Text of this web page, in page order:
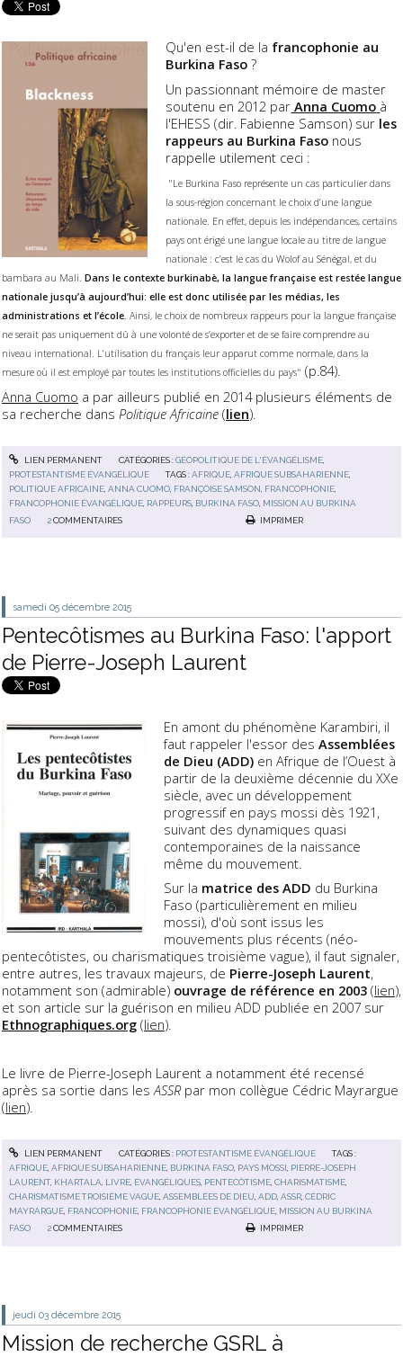
Qu'en est-il de la francophonie au
Burkina Faso ?
Un passionnant mémoire de master
soutenu en 2012 par Anna Cuomo à
l'EHESS (dir. Fabienne Samson) sur les
rappeurs au Burkina Faso nous
rappelle utilement ceci :
"Le Burkina Faso représente un cas particulier dans
la sous-région concernant le choix d’une langue
nationale. En effet, depuis les indépendances, certains
pays ont érigé une langue locale au titre de langue
nationale : c’est le cas du Wolof au Sénégal, et du
bambara au Mali. Dans le contexte burkinabè, la langue française est restée langue
nationale jusqu’à aujourd’hui: elle est donc utilisée par les médias, les
administrations et l’école . Ainsi, le choix de nombreux rappeurs pour la langue française
ne serait pas uniquement dû à une volonté de s’exporter et de se faire comprendre au
niveau international. L’utilisation du français leur apparut comme normale, dans la
mesure où il est employé par toutes les institutions officielles du pays" (p.84).
Anna Cuomo a par ailleurs publié en 2014 plusieurs éléments de
sa recherche dans Politique Africaine (lien).
LIEN PERMANENT CATÉGORIES :GÉOPOLITIQUE DE L'ÉVANGÉLISME,
PROTESTANTISME ÉVANGÉLIQUE
TAGS :AFRIQUE,AFRIQUE SUBSAHARIENNE,
POLITIQUE AFRICAINE,ANNA CUOMO, FRANÇOISE SAMSON, FRANCOPHONIE,
FRANCOPHONIE ÉVANGÉLIQUE, RAPPEURS, BURKINA FASO, MISSION AU BURKINA
FASO
2 COMMENTAIRES IMPRIMER
samedi 05 décembre 2015
Pentecôtismes au Burkina Faso: l'apport
de Pierre-Joseph Laurent
En amont du phénomène Karambiri, il
faut rappeler l'essor desAssemblées
de Dieu (ADD) en Afrique de l’Ouest à
partir de la deuxième décennie du XXe
siècle, avec un développement
progressif en pays mossi dès 1921,
suivant des dynamiques quasi
contemporaines de la naissance
même du mouvement.
Sur la matrice des ADD du Burkina
Faso (particulièrement en milieu
mossi), d'où sont issus les
mouvements plus récents (néo-
pentecôtistes, ou charismatiques troisième vague), il faut signaler,
entre autres, les travaux majeurs, de Pierre-Joseph Laurent,
notamment son (admirable) ouvrage de référence en 2003 (lien),
et son article sur la guérison en milieu ADD publiée en 2007 sur
Ethnographiques.org (lien).
Le livre de Pierre-Joseph Laurent a notamment été recensé
après sa sortie dans les ASSRpar mon collègue Cédric Mayrargue
(lien).
LIEN PERMANENT CATÉGORIES : PROTESTANTISME ÉVANGÉLIQUE
TAGS :
AFRIQUE,AFRIQUE SUBSAHARIENNE, BURKINA FASO, PAYS MOSSI, PIERRE-JOSEPH
LAURENT, KHARTALA, LIVRE, ÉVANGÉLIQUES, PENTECÔTISME,CHARISMATISME,
CHARISMATISME TROISIÈME VAGUE,ASSEMBLÉES DE DIEU,ADD,ASSR,CÉDRIC
MAYRARGUE, FRANCOPHONIE, FRANCOPHONIE ÉVANGÉLIQUE, MISSION AU BURKINA
FASO
2 COMMENTAIRES IMPRIMER
jeudi 03 décembre 2015
Mission de recherche GSRL à